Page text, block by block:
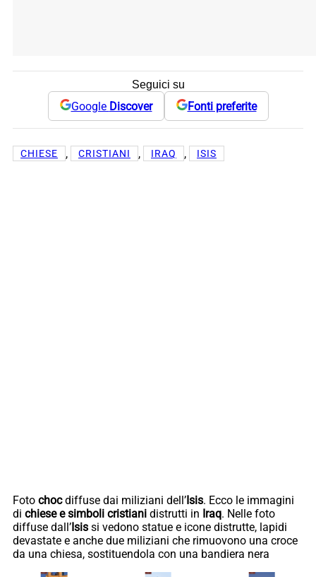
Seguici su
Google Discover Fonti preferite
CHIESE , CRISTIANI , IRAQ , ISIS
Foto chocdiffuse dai miliziani dell’Isis. Ecco le immagini
di chiese e simboli cristiani distrutti in Iraq. Nelle foto
diffuse dall’Isis si vedono statue e icone distrutte, lapidi
devastate e anche due miliziani che rimuovono una croce
da una chiesa, sostituendola con una bandiera nera